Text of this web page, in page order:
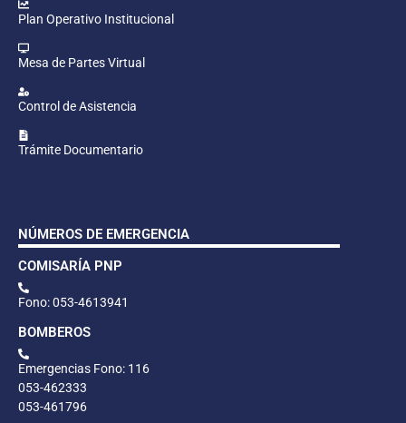
Plan Operativo Institucional
Mesa de Partes Virtual
Control de Asistencia
Trámite Documentario
NÚMEROS DE EMERGENCIA
COMISARÍA PNP
Fono: 053-4613941
BOMBEROS
Emergencias Fono: 116
053-462333
053-461796